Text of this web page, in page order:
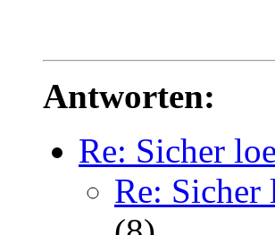
Antworten:
Re: Sicher
Re: Sicher